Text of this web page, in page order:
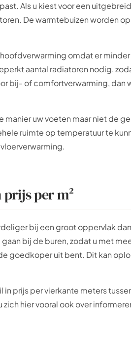
Als u kiest voor een
De warmtebuizen worden
omdat er
aantal radiatoren nodig,
bij- of comfortverwarming, dan
uw voeten maar niet de
ruimte op temperatuur te
per m²
bij een groot oppervlak
bij de buren, zodat u met
goedkoper uit bent. Dit kan
in prijs per vierkante meters
hier vooral ook over